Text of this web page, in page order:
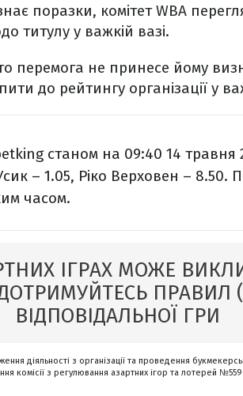
поразки, комітет WBA
титулу у важкій вазі.
перемога не принесе йому
до рейтингу організації у
станом на 09:40 14 травня
– 1.05, Ріко Верховен – 8.50.
часом.
ІГРАХ МОЖЕ
ПРАВИЛ
ВІДПОВІДАЛЬНОЇ ГРИ
діяльності з організації та проведення
комісії з регулювання азартних ігор та лотерей №559